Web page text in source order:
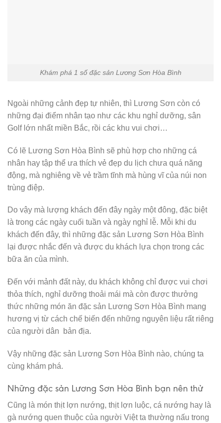
Khám phá 1 số đặc sản Lương Sơn Hòa Bình
Ngoài những cảnh đẹp tự nhiên, thì Lương Sơn còn có
những đại điểm nhân tạo như các khu nghỉ dưỡng, sân
Golf lớn nhất miền Bắc, rồi các khu vui chơi…
Có lẽ Lương Sơn Hòa Bình sẽ phù hợp cho những cá
nhân hay tập thể ưa thích vẻ đẹp du lịch chưa quá năng
động, mà nghiêng về vẻ trầm tĩnh mà hùng vĩ của núi non
trùng điệp.
Do vậy mà lượng khách đến đây ngày một đông, đặc biệt
là trong các ngày cuối tuần và ngày nghỉ lễ. Mỗi khi du
khách đến đây, thì những đặc sản Lương Sơn Hòa Bình
lại được nhắc đến và được du khách lựa chọn trong các
bữa ăn của mình.
Đến với mảnh đất này, du khách không chỉ được vui chơi
thỏa thích, nghỉ dưỡng thoải mái mà còn được thưởng
thức những món ăn đặc sản Lương Sơn Hòa Bình mang
hương vị từ cách chế biến đến những nguyên liệu rất riêng
của người dân bản địa.
Vậy những đặc sản Lương Sơn Hòa Bình nào, chúng ta
cùng khám phá.
Những đặc sản Lương Sơn Hòa Bình bạn nên thử
Cũng là món thịt lợn nướng, thịt lợn luộc, cá nướng hay là
gà nướng quen thuộc của người Việt ta thường nấu trong